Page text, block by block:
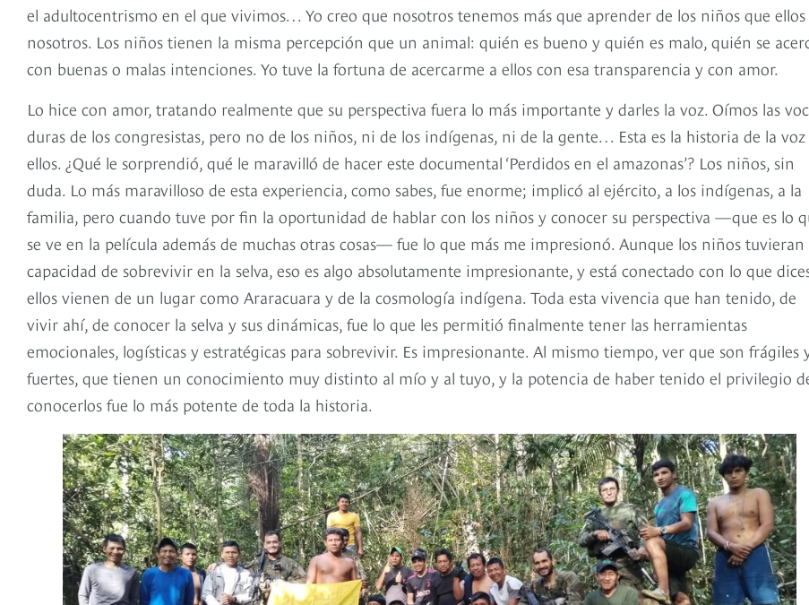
el adultocentrismo en el que vivimos… Yo creo que nosotros tenemos más que aprender de los niños que ellos
nosotros. Los niños tienen la misma percepción que un animal: quién es bueno y quién es malo, quién se
con buenas o malas intenciones. Yo tuve la fortuna de acercarme a ellos con esa transparencia y con amor.
Lo hice con amor, tratando realmente que su perspectiva fuera lo más importante y darles la voz. Oímos las
duras de los congresistas, pero no de los niños, ni de los indígenas, ni de la gente… Esta es la historia de la voz
ellos. ¿Qué le sorprendió, qué le maravilló de hacer este documental ‘Perdidos en el amazonas’? Los niños, sin
duda. Lo más maravilloso de esta experiencia, como sabes, fue enorme; implicó al ejército, a los indígenas, a la
familia, pero cuando tuve por fin la oportunidad de hablar con los niños y conocer su perspectiva —que es lo
se ve en la película además de muchas otras cosas— fue lo que más me impresionó. Aunque los niños tuvieran
capacidad de sobrevivir en la selva, eso es algo absolutamente impresionante, y está conectado con lo que
ellos vienen de un lugar como Araracuara y de la cosmología indígena. Toda esta vivencia que han tenido, de
vivir ahí, de conocer la selva y sus dinámicas, fue lo que les permitió finalmente tener las herramientas
emocionales, logísticas y estratégicas para sobrevivir. Es impresionante. Al mismo tiempo, ver que son frágiles
fuertes, que tienen un conocimiento muy distinto al mío y al tuyo, y la potencia de haber tenido el privilegio
conocerlos fue lo más potente de toda la historia.